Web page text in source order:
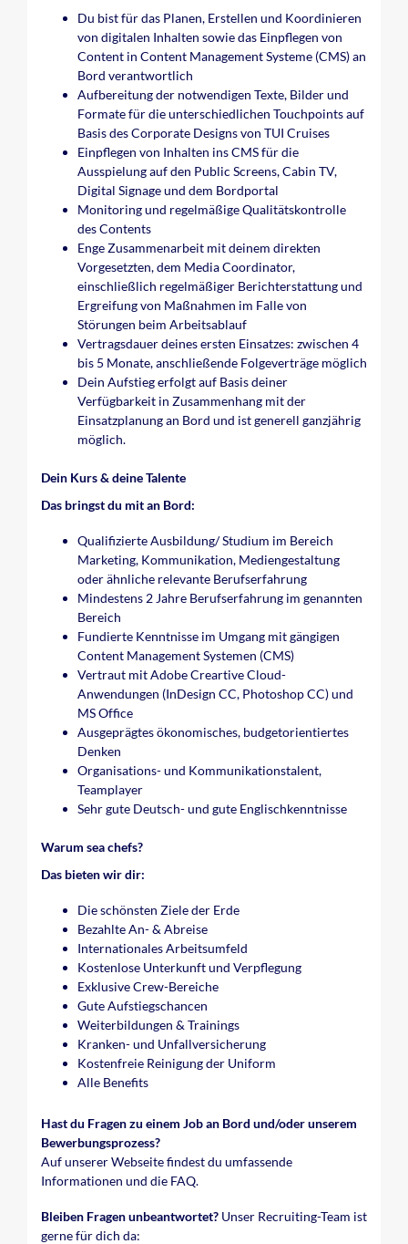
Du bist für das Planen, Erstellen und Koordinieren
von digitalen Inhalten sowie das Einpflegen von
Content in Content Management Systeme (CMS) an
Bord verantwortlich
Aufbereitung der notwendigen Texte, Bilder und
Formate für die unterschiedlichen Touchpoints auf
Basis des Corporate Designs von TUI Cruises
Einpflegen von Inhalten ins CMS für die
Ausspielung auf den Public Screens, Cabin TV,
Digital Signage und dem Bordportal
Monitoring und regelmäßige Qualitätskontrolle
des Contents
Enge Zusammenarbeit mit deinem direkten
Vorgesetzten, dem Media Coordinator,
einschließlich regelmäßiger Berichterstattung und
Ergreifung von Maßnahmen im Falle von
Störungen beim Arbeitsablauf
Vertragsdauer deines ersten Einsatzes: zwischen 4
bis 5 Monate, anschließende Folgeverträge möglich
Dein Aufstieg erfolgt auf Basis deiner
Verfügbarkeit in Zusammenhang mit der
Einsatzplanung an Bord und ist generell ganzjährig
möglich.
Dein Kurs & deine Talente
Das bringst du mit an Bord:
Qualifizierte Ausbildung/ Studium im Bereich
Marketing, Kommunikation, Mediengestaltung
oder ähnliche relevante Berufserfahrung
Mindestens 2 Jahre Berufserfahrung im genannten
Bereich
Fundierte Kenntnisse im Umgang mit gängigen
Content Management Systemen (CMS)
Vertraut mit Adobe Creartive Cloud-
Anwendungen (InDesign CC, Photoshop CC) und
MS Office
Ausgeprägtes ökonomisches, budgetorientiertes
Denken
Organisations- und Kommunikationstalent,
Teamplayer
Sehr gute Deutsch- und gute Englischkenntnisse
Warum sea chefs?
Das bieten wir dir:
Die schönsten Ziele der Erde
Bezahlte An- & Abreise
Internationales Arbeitsumfeld
Kostenlose Unterkunft und Verpflegung
Exklusive Crew-Bereiche
Gute Aufstiegschancen
Weiterbildungen & Trainings
Kranken- und Unfallversicherung
Kostenfreie Reinigung der Uniform
Alle Benefits
Hast du Fragen zu einem Job an Bord und/oder unserem
Bewerbungsprozess?
Auf unserer Webseite findest du umfassende
Informationen und die FAQ.
Bleiben Fragen unbeantwortet? Unser Recruiting-Team ist
gerne für dich da: